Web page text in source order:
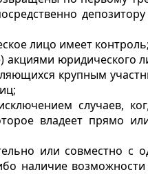
лицо имеет
акциями
крупным
случаев,
владеет прямо
или совместно с
наличие